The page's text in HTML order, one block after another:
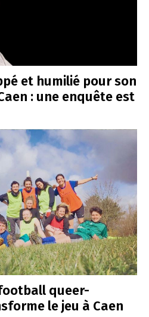
et humilié pour son
: une enquête est
queer-
le jeu à Caen